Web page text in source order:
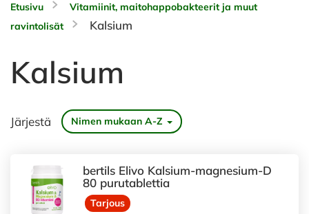
Etusivu
Vitamiinit, maitohappobakteerit ja muut
ravintolisät
Kalsium
Kalsium
Järjestä Nimen mukaan A-Z
bertils Elivo Kalsium-magnesium-D
80 purutablettia
Tarjous